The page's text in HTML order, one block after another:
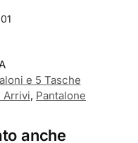
e 5 Tasche
Arrivi, Pantalone
anche